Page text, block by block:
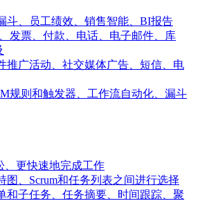
斗、员工绩效、销售智能、BI报告
发票、付款、电话、电子邮件、库
推广活动、社交媒体广告、短信、电
规则和触发器、工作流自动化、漏斗
、更快速地完成工作
图、Scrum和任务列表之间进行选择
和子任务、任务摘要、时间跟踪、聚